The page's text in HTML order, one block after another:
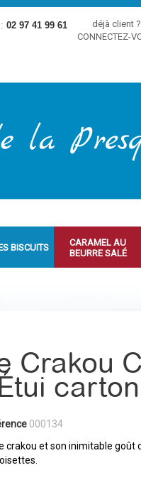
02 97 41 99 61
déjà client ?
CONNECTEZ-
BISCUITS
CARAMEL AU
BEURRE SALÉ
Crakou
000134
crakou et son inimitable goût